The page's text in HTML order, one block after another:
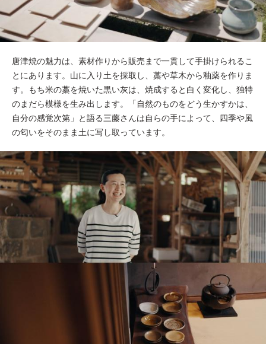
唐津焼の魅力は、素材作りから販売まで一貫して手掛けられるこ
とにあります。山に入り土を採取し、藁や草木から釉薬を作りま
す。もち米の藁を焼いた黒い灰は、焼成すると白く変化し、独特
のまだら模様を生み出します。「自然のものをどう生かすかは、
自分の感覚次第」と語る三藤さんは自らの手によって、四季や風
の匂いをそのまま土に写し取っています。